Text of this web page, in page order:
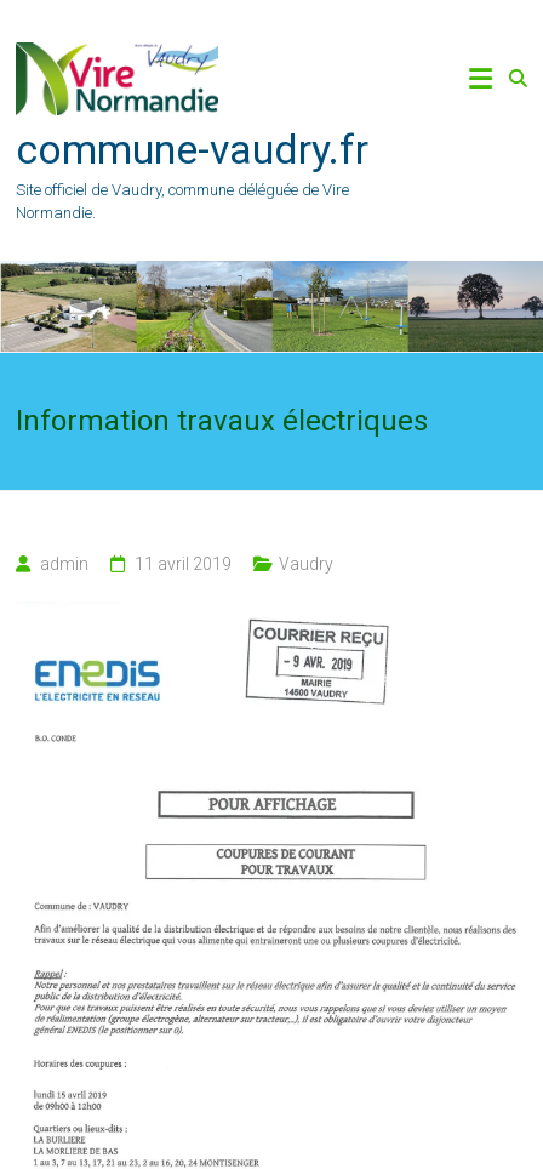
content
commune-vaudry.fr
Site officiel de Vaudry, commune déléguée de Vire
Normandie.
Information travaux électriques
admin 11 avril 2019 Vaudry